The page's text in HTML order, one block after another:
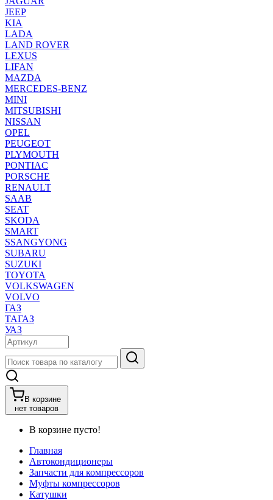
JEEP
KIA
LADA
LAND ROVER
LEXUS
LIFAN
MAZDA
MERCEDES-BENZ
MINI
MITSUBISHI
NISSAN
OPEL
PEUGEOT
PLYMOUTH
PONTIAC
PORSCHE
RENAULT
SAAB
SEAT
SKODA
SMART
SSANGYONG
SUBARU
SUZUKI
TOYOTA
VOLKSWAGEN
VOLVO
ГАЗ
ТАГАЗ
УАЗ
В корзине
нет товаров
В корзине пусто!
Главная
Автокондиционеры
Запчасти для компрессоров
Муфты компрессоров
Катушки